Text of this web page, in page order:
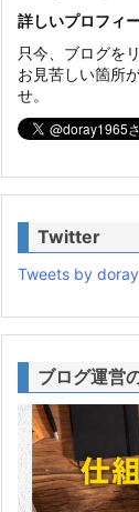
詳しいプロフィー
只今、ブログを
お見苦しい箇所
せ。
Twitter
Tweets by
ブログ運営